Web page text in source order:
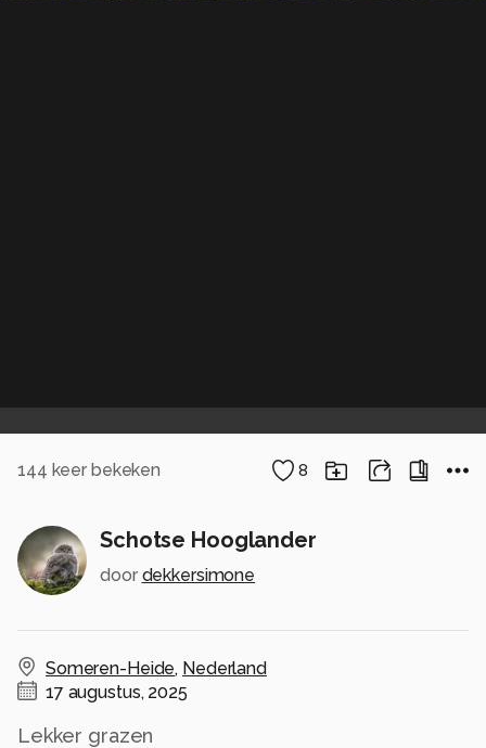
144 keer bekeken 8
Schotse Hooglander
door dekkersimone
Someren-Heide, Nederland
17 augustus, 2025
Lekker grazen